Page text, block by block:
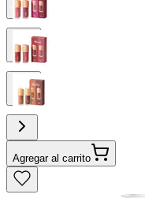
Agregar al carrito